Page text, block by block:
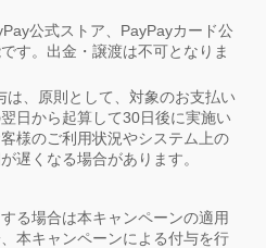
公式ストア、PayPayカード公
す。出金・譲渡は不可となりま
は、原則として、対象のお支払い
日から起算して30日後に実施い
様のご利用状況やシステム上の
遅くなる場合があります。
る場合は本キャンペーンの適用
本キャンペーンによる付与を行